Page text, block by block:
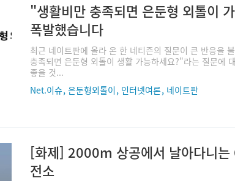
"생활비만 충족되면 은둔형 외톨이
폭발했습니다
최근 네이트판에 올라 온 한 네티즌의 질문이 큰 반응을
충족되면 은둔형 외톨이 생활 가능하세요?"라는 질문에
좋을 것...
Net.이슈, 은둔형외톨이, 인터넷여론, 네이트판
[화제] 2000m 상공에서 날아다니
전소